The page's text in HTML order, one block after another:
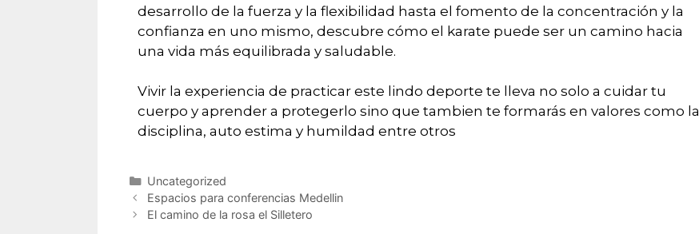
desarrollo de la fuerza y la flexibilidad hasta el fomento de la concentración y la
confianza en uno mismo, descubre cómo el karate puede ser un camino hacia
una vida más equilibrada y saludable.
Vivir la experiencia de practicar este lindo deporte te lleva no solo a cuidar tu
cuerpo y aprender a protegerlo sino que tambien te formarás en valores como la
disciplina, auto estima y humildad entre otros
Uncategorized
Espacios para conferencias Medellin
El camino de la rosa el Silletero